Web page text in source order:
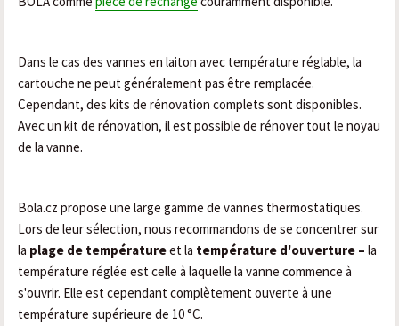
Dans le cas des vannes en laiton avec température réglable, la
cartouche ne peut généralement pas être remplacée.
Cependant, des kits de rénovation complets sont disponibles.
Avec un kit de rénovation, il est possible de rénover tout le noyau
de la vanne.
Bola.cz propose une large gamme de vannes thermostatiques.
Lors de leur sélection, nous recommandons de se concentrer sur
la plage de températureet la température d'ouverture – la
température réglée est celle à laquelle la vanne commence à
s'ouvrir. Elle est cependant complètement ouverte à une
température supérieure de 10 °C.